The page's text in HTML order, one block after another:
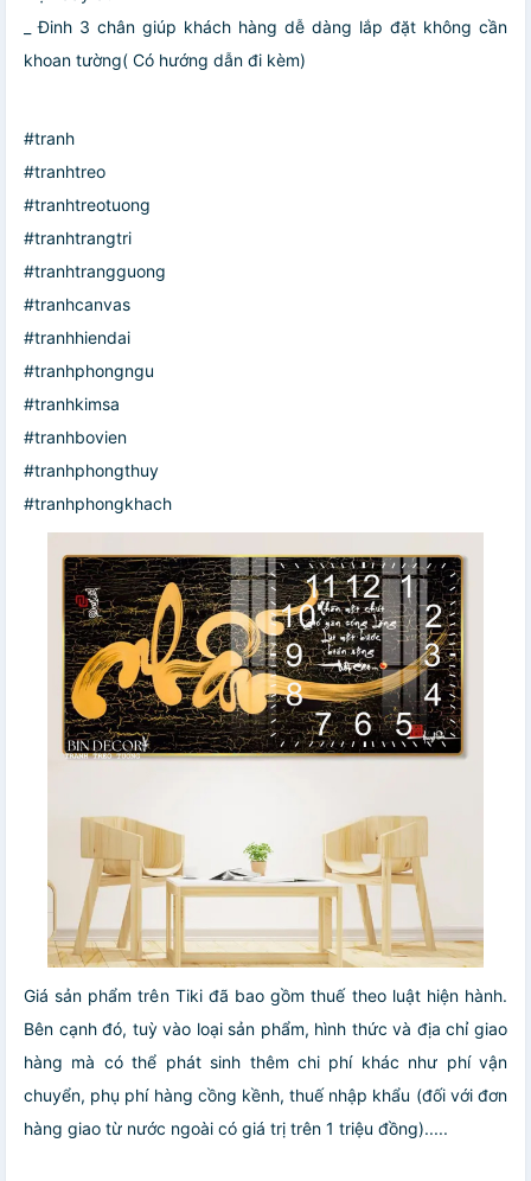
_ Đinh 3 chân giúp khách hàng dễ dàng lắp đặt không cần
khoan tường( Có hướng dẫn đi kèm)
#tranh
#tranhtreo
#tranhtreotuong
#tranhtrangtri
#tranhtrangguong
#tranhcanvas
#tranhhiendai
#tranhphongngu
#tranhkimsa
#tranhbovien
#tranhphongthuy
#tranhphongkhach
Giá sản phẩm trên Tiki đã bao gồm thuế theo luật hiện hành.
Bên cạnh đó, tuỳ vào loại sản phẩm, hình thức và địa chỉ giao
hàng mà có thể phát sinh thêm chi phí khác như phí vận
chuyển, phụ phí hàng cồng kềnh, thuế nhập khẩu (đối với đơn
hàng giao từ nước ngoài có giá trị trên 1 triệu đồng).....